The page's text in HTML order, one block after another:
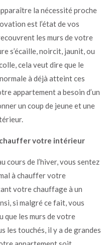
la nécessité proche
est l’état de vos
les murs de votre
s’écaille, noircit, jaunit, ou
cela veut dire que le
à déjà atteint ces
appartement a besoin d’un
un coup de jeune et une
chauffer votre intérieur
cours de l’hiver, vous sentez
à chauffer votre
votre chauffage à un
si malgré ce fait, vous
que les murs de votre
les touchés, il y a de grandes